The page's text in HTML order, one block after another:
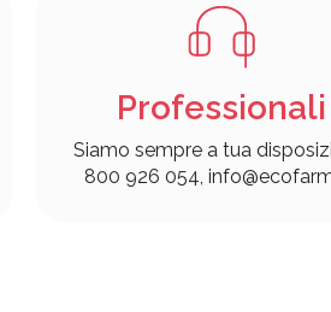
Professionali
Siamo sempre a tua
800 926 054,